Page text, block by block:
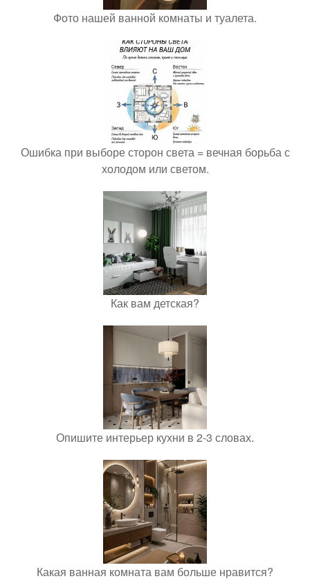
Фото нашей ванной комнаты и туалета.
Ошибка при выборе сторон света = вечная борьба с
холодом или светом.
Как вам детская?
Опишите интерьер кухни в 2-3 словах.
Какая ванная комната вам больше нравится?